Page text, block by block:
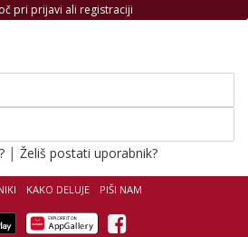
KAKO DELUJE PIŠI NAM
Facebook
pri prijavi ali registraciji
| Želiš postati uporabnik?